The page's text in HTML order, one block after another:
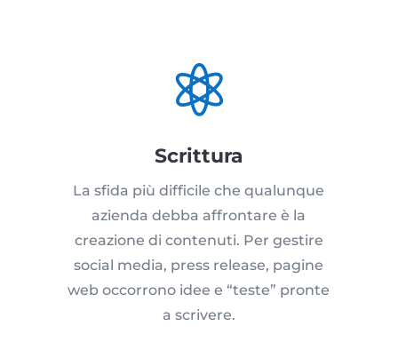

Scrittura
La sfida più difficile che qualunque
azienda debba affrontare è la
creazione di contenuti. Per gestire
social media, press release, pagine
web occorrono idee e “teste” pronte
a scrivere.